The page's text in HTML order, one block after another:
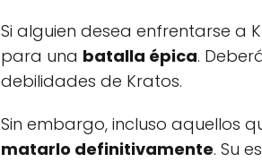
Si alguien desea enfrentarse a
para una batalla épica.
debilidades de Kratos.
Sin embargo, incluso aquellos
matarlo definitivamente. Su